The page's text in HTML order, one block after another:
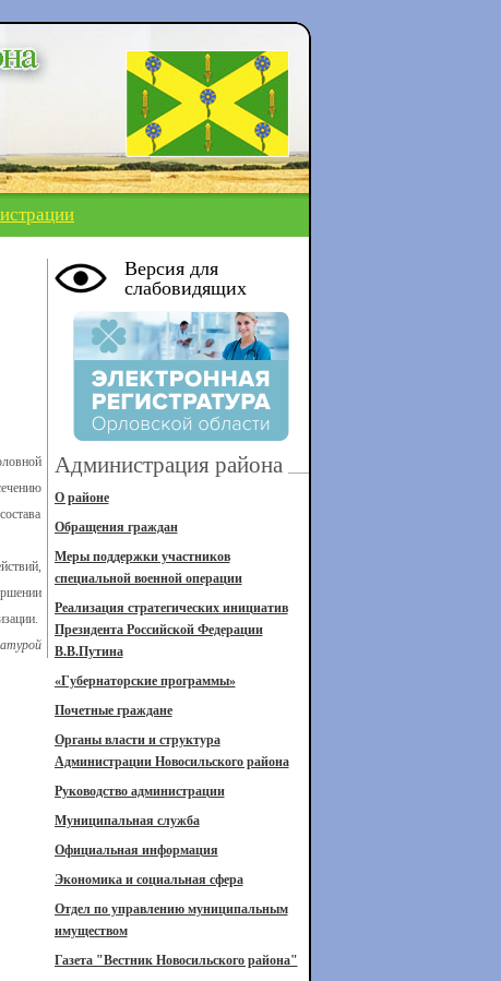
Версия для
слабовидящих
Администрация района
О районе
Обращения граждан
Меры поддержки участников
специальной военной операции
Реализация стратегических инициатив
Президента Российской Федерации
В.В.Путина
«Губернаторские программы»
Почетные граждане
Органы власти и структура
Администрации Новосильского района
Руководство администрации
Муниципальная служба
Официальная информация
Экономика и социальная сфера
Отдел по управлению муниципальным
имуществом
Газета "Вестник Новосильского района"